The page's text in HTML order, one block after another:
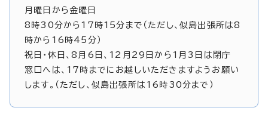
月曜日から金曜日
8時30分から17時15分まで（ただし、似島出張所は8
時から16時45分）
祝日・休日、8月6日、12月29日から1月3日は閉庁
窓口へは、17時までにお越しいただきますようお願い
します。（ただし、似島出張所は16時30分まで）